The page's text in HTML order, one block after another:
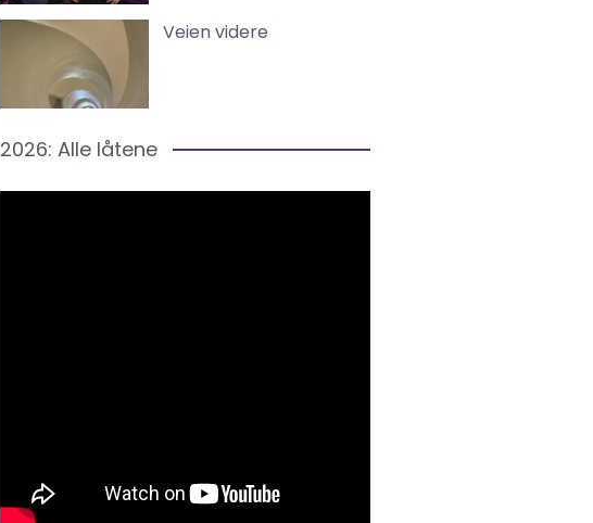
Veien videre
2026: Alle låtene